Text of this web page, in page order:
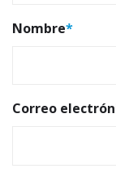
Nombre*
Correo